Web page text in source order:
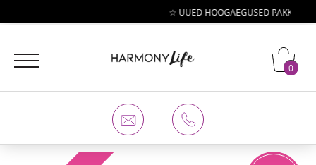
☆ UUED HOOGAEGUSED
0